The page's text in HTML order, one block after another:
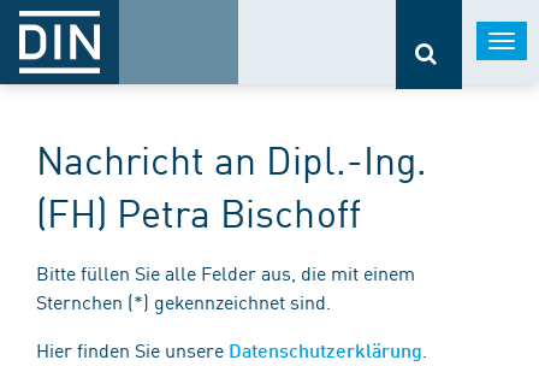
Nachricht an Dipl.-Ing.
(FH) Petra Bischoff
Bitte füllen Sie alle Felder aus, die mit einem
Sternchen (*) gekennzeichnet sind.
Hier finden Sie unsere Datenschutzerklärung